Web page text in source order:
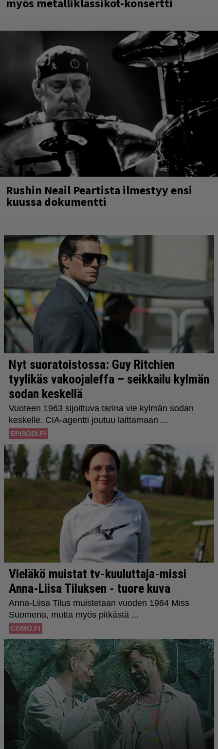
myös metalliklassikot-konsertti
Rushin Neail Peartista ilmestyy ensi
kuussa dokumentti